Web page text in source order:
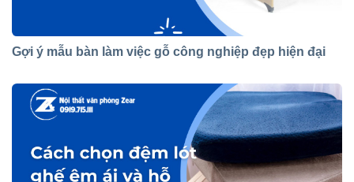
Gợi ý mẫu bàn làm việc gỗ công nghiệp đẹp hiện đại